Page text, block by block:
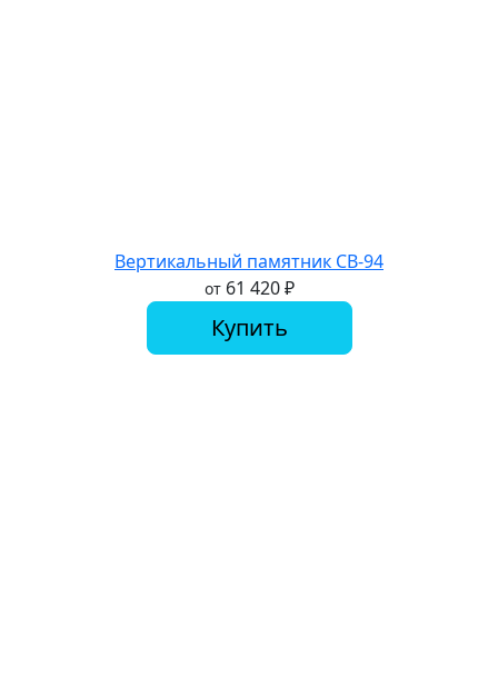
Вертикальный памятник СВ-94
от 61 420₽
Купить